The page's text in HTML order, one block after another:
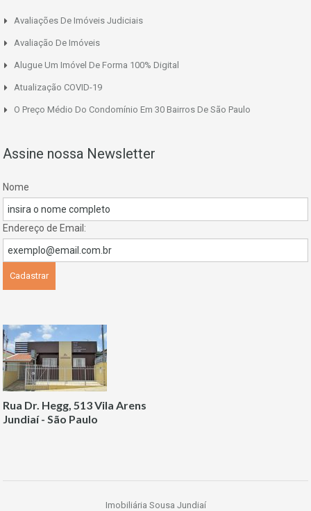
Avaliações De Imóveis Judiciais
Avaliação De Imóveis
Alugue Um Imóvel De Forma 100% Digital
Atualização COVID-19
O Preço Médio Do Condomínio Em 30 Bairros De São Paulo
Assine nossa Newsletter
Nome
Endereço de Email:
Rua Dr. Hegg, 513 Vila Arens
Jundiaí - São Paulo
Imobiliária Sousa Jundiaí